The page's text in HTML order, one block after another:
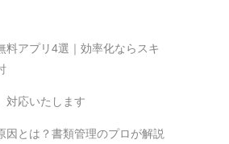
料アプリ4選｜効率化ならスキ
対応いたします
因とは？書類管理のプロが解説